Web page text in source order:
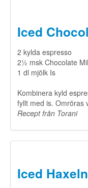
Iced
2 kylda espresso
2½ msk Chocolate
1 dl mjölk Is
Kombinera kyld
fyllt med is. Omröras
​Recept från Torani
Iced